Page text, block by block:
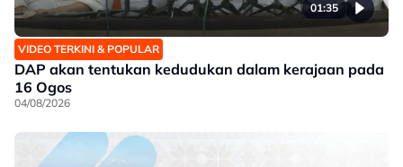
01:35
VIDEO TERKINI & POPULAR
DAP akan tentukan kedudukan dalam kerajaan pada
16 Ogos
04/08/2026